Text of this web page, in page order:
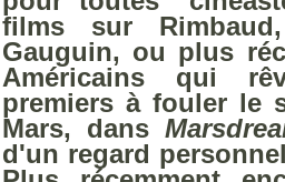
films sur
Gauguin, ou plus
Américains qui
premiers à fouler le
Mars, dans
d'un regard